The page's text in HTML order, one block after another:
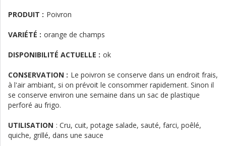
PRODUIT : Poivron
VARIÉTÉ : orange de champs
DISPONIBILITÉ ACTUELLE : ok
CONSERVATION : Le poivron se conserve dans un endroit frais,
à l'air ambiant, si on prévoit le consommer rapidement. Sinon il
se conserve environ une semaine dans un sac de plastique
perforé au frigo.
UTILISATION : Cru, cuit, potage salade, sauté, farci, poêlé,
quiche, grillé, dans une sauce